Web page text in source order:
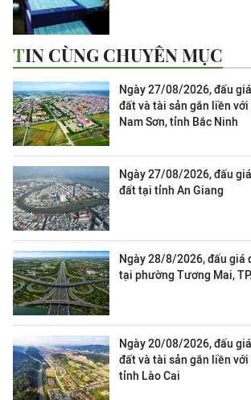
TIN CÙNG CHUYÊN MỤC
Ngày 27/08/2026, đấu
đất và tài sản gắn liền
Nam Sơn, tỉnh Bắc Ninh
Ngày 27/08/2026, đấu
đất tại tỉnh An Giang
Ngày 28/8/2026, đấu giá
tại phường Tương Mai,
Ngày 20/08/2026, đấu
đất và tài sản gắn liền
tỉnh Lào Cai